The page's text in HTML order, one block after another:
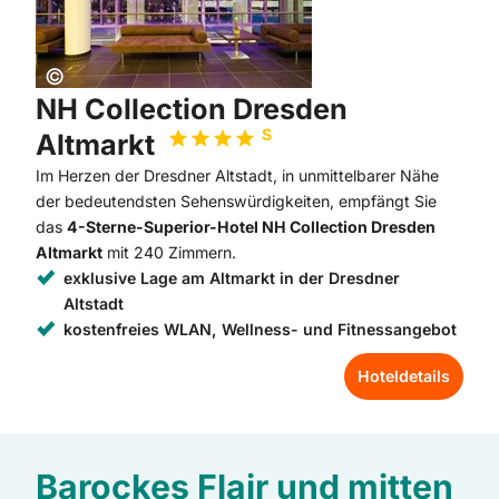
NH Collection Dresden
Altmarkt
S
Im Herzen der Dresdner Altstadt, in unmittelbarer Nähe
der bedeutendsten Sehenswürdigkeiten, empfängt Sie
das 4-Sterne-Superior-Hotel NH Collection Dresden
Altmarkt mit 240 Zimmern.
exklusive Lage am Altmarkt in der Dresdner
Altstadt
kostenfreies WLAN, Wellness- und Fitnessangebot
Hoteldetails
Copyright:
©
Barockes Flair und mitten